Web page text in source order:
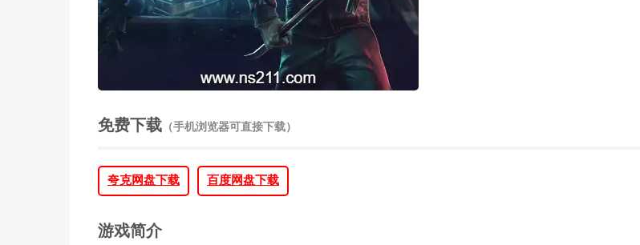
免费下载 （手机浏览器可直接下载）
夸克网盘下载 百度网盘下载
游戏简介